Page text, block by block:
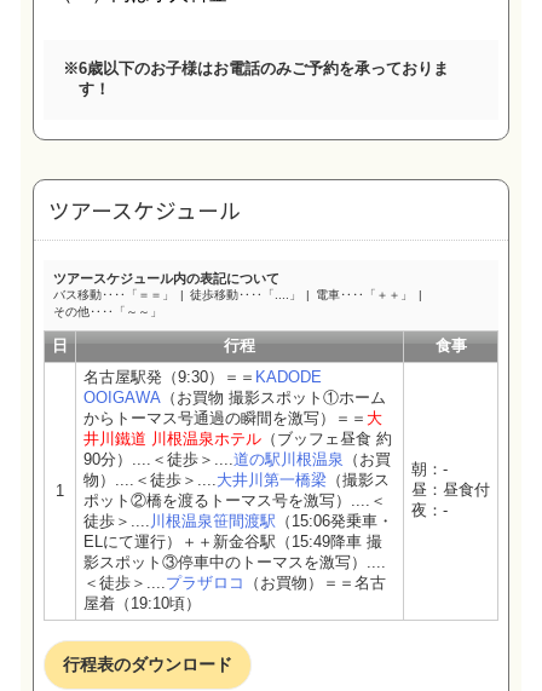
※6歳以下のお子様はお電話のみご予約を承っておりま
す！
ツアースケジュール
ツアースケジュール内の表記について
バス移動‥‥「＝＝」 徒歩移動‥‥「....」
電車‥‥「＋＋」
その他‥‥「～～」
日 行程 食事
1
名古屋駅発（9:30）＝＝ KADODE
OOIGAWA （お買物 撮影スポット①ホーム
からトーマス号通過の瞬間を激写）＝＝ 大
井川鐵道 川根温泉ホテル （ブッフェ昼食 約
90分）....＜徒歩＞....道の駅川根温泉 （お買
物）....＜徒歩＞....大井川第一橋梁 （撮影ス
ポット②橋を渡るトーマス号を激写）....＜
徒歩＞.... 川根温泉笹間渡駅 （15:06発乗車・
ELにて運行）＋＋新金谷駅（15:49降車 撮
影スポット③停車中のトーマスを激写）....
＜徒歩＞....プラザロコ
（お買物）＝＝名古
屋着（19:10頃）
朝：-
昼：昼食付
夜：-
行程表のダウンロード